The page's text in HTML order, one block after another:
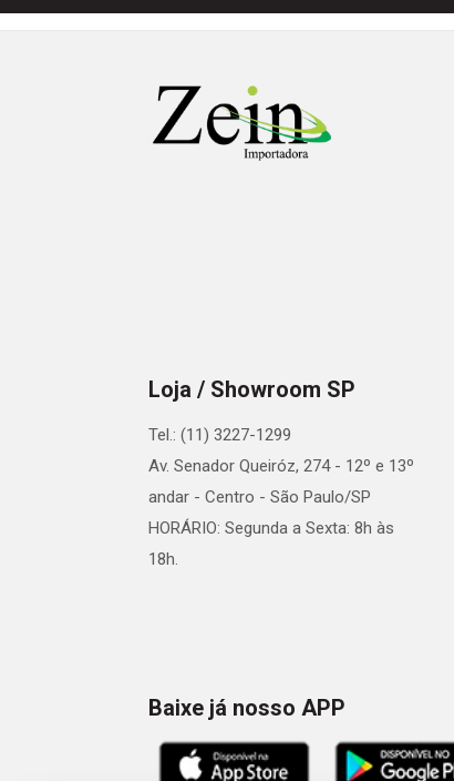
Loja / Showroom SP
Tel.: (11) 3227-1299
Av. Senador Queiróz, 274 - 12º e 13º
andar - Centro - São Paulo/SP
HORÁRIO: Segunda a Sexta: 8h às
18h.
Baixe já nosso APP